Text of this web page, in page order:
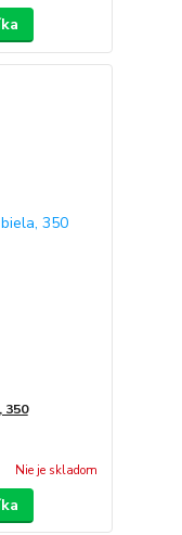
350
Nie je skladom